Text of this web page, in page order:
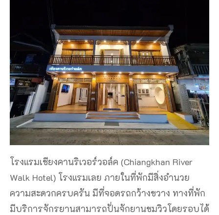
โรงแรมเชียงคานริเวอร์วอล์ค (Chiangkhan River
Walk Hotel) โรงแรมเลย ภายในที่พักมีสิ่งอำนวย
ความสะดวกครบครัน มีที่จอดรถกว้างขวาง ทางที่พัก
มีบริการจักรยานสามารถปั่นจักยานชมวิวโดยรอบได้